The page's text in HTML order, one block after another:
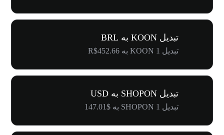
تبدیل KOON به BRL
تبدیل 1 KOON به R$452.66
تبدیل SHOPON به USD
تبدیل 1 SHOPON به $147.01